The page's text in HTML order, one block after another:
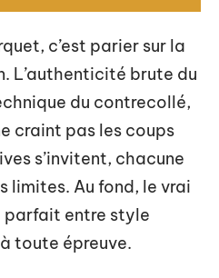
c’est parier sur la
L’authenticité brute du
du contrecollé,
craint pas les coups
s’invitent, chacune
limites. Au fond, le vrai
parfait entre style
toute épreuve.